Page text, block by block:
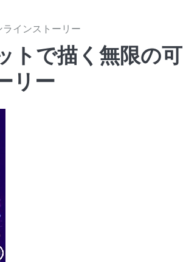
インストーリー
トで描く無限の可
リー